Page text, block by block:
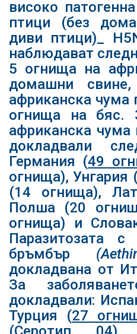
високо
птици (без
диви птици)_
наблюдават
5 огнища на
домашни
африканска чума
огнища на бяс.
африканска чума
докладвали
Германия (49
огнища), Унгария
(14 огнища),
Полша (20
огнища) и
Паразитозата
бръмбър
докладвана от
За
докладвали:
Турция (27